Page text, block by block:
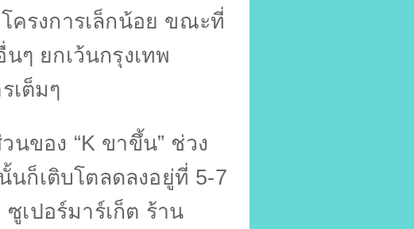
ครงการเล็กน้อย ขณะที่
ๆ ยกเว้นกรุงเทพ
เต็มๆ
นของ “K ขาขึ้น” ช่วง
นก็เติบโตลดลงอยู่ที่ 5-7
ซูเปอร์มาร์เก็ต ร้าน